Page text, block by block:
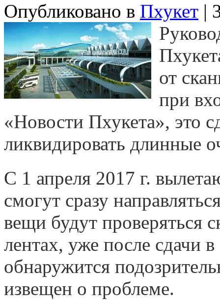
Опубликовано в Пхукет |
от
при
«Новости Пхукета», это
ликвидировать длинные
С 1 апреля 2017 г.
смогут сразу
вещи будут проверяться
лентах, уже после сдачи
обнаружится
извещен о проблеме.